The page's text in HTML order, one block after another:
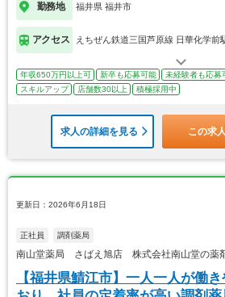
勤務地 福井県 福井市
アクセス えちぜん鉄道三国芦原線 日華化学前
年収650万円以上可 新卒も応募可能 未経験者も応募
スキルアップ
店舗数30以上 積極採用中
求人の詳細を見る この求
更新日：2026年6月18日
正社員 調剤薬局
南山堂薬局 さばえ旭店 株式会社南山堂の薬
【福井県鯖江市】一人一人が働